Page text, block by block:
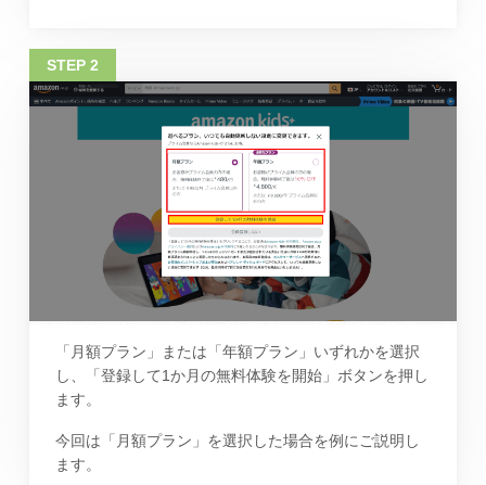
「月額プラン」または「年額プラン」いずれかを選択
し、「登録して1か月の無料体験を開始」ボタンを押し
ます。
今回は「月額プラン」を選択した場合を例にご説明し
ます。